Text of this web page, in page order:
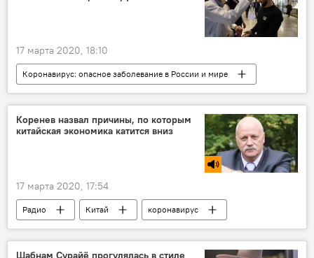
17 марта 2020, 18:10
Коронавирус: опасное заболевание в России и мире
Все новости
Узбекистан
коронавирус
Коренев назвал причины, по которым
китайская экономика катится вниз
17 марта 2020, 17:54
Радио Китай
коронавирус
Экономика
Шабнам Сурайё прогулялась в стиле